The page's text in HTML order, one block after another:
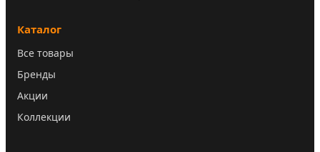
Каталог
Все товары
Бренды
Акции
Коллекции